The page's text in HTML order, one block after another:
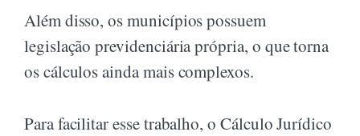
Além disso, os municípios possuem
legislação previdenciária própria, o que torna
os cálculos ainda mais complexos.
Para facilitar esse trabalho, o Cálculo Jurídico